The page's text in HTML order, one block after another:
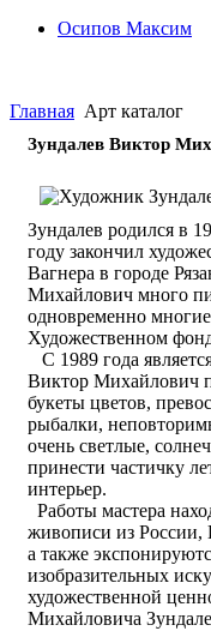
Осипoв Максим
Главная Арт каталог
Зундалев Виктор
Зундалев родился в
году закончил
Вагнера в городе
Михайлович много
одновременно
Художественном
С 1989 года
Виктор Михайлович
букеты цветов,
рыбалки,
очень светлые,
принести частичку
интерьер.
Работы мастера
живописи из
а также
изобразительных
художественной
Михайловича